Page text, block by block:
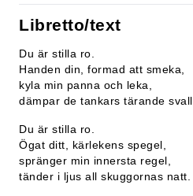
Libretto/text
Du är stilla ro.
Handen din, formad att smeka,
kyla min panna och leka,
dämpar de tankars tärande svall.
Du är stilla ro.
Ögat ditt, kärlekens spegel,
spränger min innersta regel,
tänder i ljus all skuggornas natt.